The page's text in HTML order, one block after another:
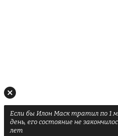
Если бы Илон Маск тратил по 1
день, его состояние не
лет